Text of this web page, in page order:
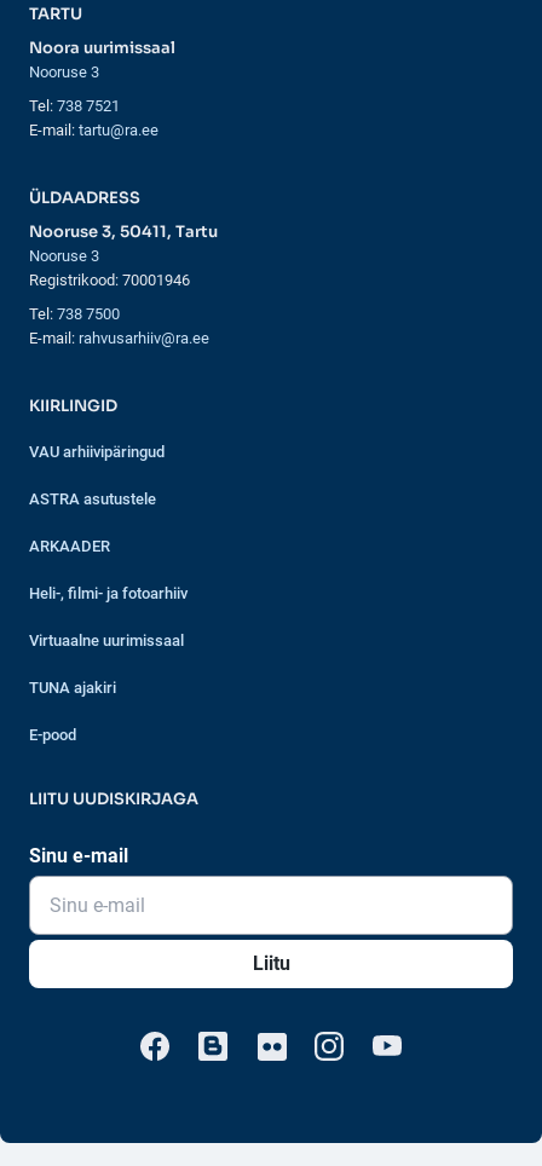
TARTU
Noora uurimissaal
Nooruse 3
Tel: 738 7521
E-mail: tartu@ra.ee
ÜLDAADRESS
Nooruse 3, 50411, Tartu
Nooruse 3
Registrikood: 70001946
Tel: 738 7500
E-mail: rahvusarhiiv@ra.ee
KIIRLINGID
VAU arhiivipäringud
ASTRA asutustele
ARKAADER
Heli-, filmi- ja fotoarhiiv
Virtuaalne uurimissaal
TUNA ajakiri
E-pood
LIITU UUDISKIRJAGA
Sinu e-mail
Liitu